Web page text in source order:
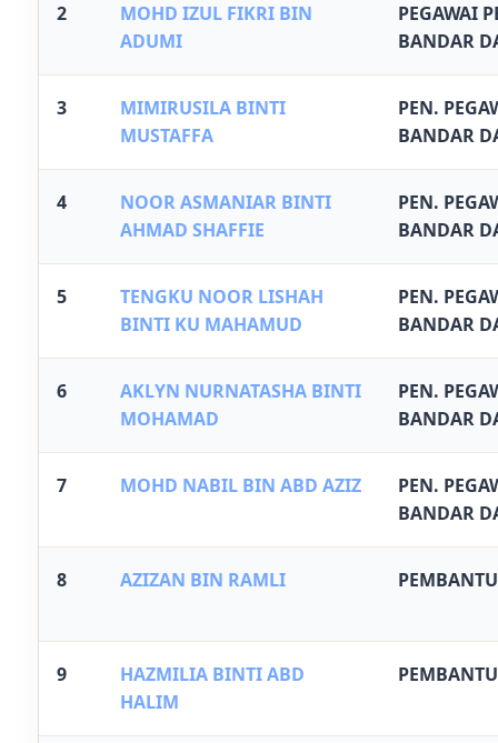
2
MOHD IZUL FIKRI BIN
ADUMI
PEGAWAI
BANDAR
3
MIMIRUSILA BINTI
MUSTAFFA
PEN.
BANDAR
4
NOOR ASMANIAR BINTI
AHMAD SHAFFIE
PEN.
BANDAR
5
TENGKU NOOR LISHAH
BINTI KU MAHAMUD
PEN.
BANDAR
6
AKLYN NURNATASHA BINTI
MOHAMAD
PEN.
BANDAR
7 MOHD NABIL BIN ABD AZIZ
PEN.
BANDAR
8 AZIZAN BIN RAMLI
9
HAZMILIA BINTI ABD
HALIM